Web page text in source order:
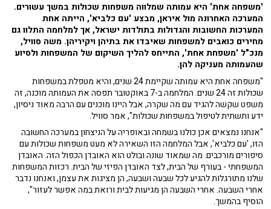
'משפחה אחת' היא עמותה שמלווה משפחות שכולות במשך עשורים.
המערכה האחרונה מול איראן, מבצע 'עם כלביא', הייתה אחת
המערכות החשובות והגדולות בתולדות ישראל, אך למלחמה התלוו גם
מחירים כואבים למשפחות שאיבדו את בתיהן ויקיריהן. משה סוויל,
מנכ"ל 'משפחת אחת', התייחס להליך השיקום של המשפחות ולסיוע
שהעמותה מעניקה להן.
"משפחה אחת היא עמותה שקיימת 24 שנים, והיא מטפלת במשפחות
שכולות זה 24 שנים. המלחמה ב-7 באוקטובר תפסה את העמותה מוכנה, זה
משפט שקשה להגיד עם מה שקרה, אבל היינו מוכנים עם הרבה מאוד ניסיון,
ידע ותשתית לטיפול במשפחות שכולות", אמר סוויל.
"אנחנו נמצאים אכן כולנו בשמחה ובאופריה על הניצחון במערכה החשובה
הזו, 'עם כלביא', אבל המלחמה הזו השאירה לא מעט משפחות שכולות עם
סיפורים מורכבים. מה שמאוד שונה ובולט הוא האובדן הכפול הזה. האובדן
המשפחתי - בעורף של הבית, לצד האובדן הפיזי של הבית. רכזות המשפחות
שלנו מתורגלות להגיע לכל שבעה ושבעה, הן מציגות את עצמן, ואנחנו נדבר
אחרי השבעה. אחרי השבעה הן מגיעות לבית ורואת במה אפשר לעזור",
הוסיף בהמשך.